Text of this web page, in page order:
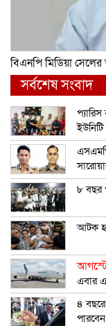
বিএনপি মিডিয়া
সর্বশেষ সংবাদ
প্যারিস
৮ বছর
আটক
এবার
৪ বছরে